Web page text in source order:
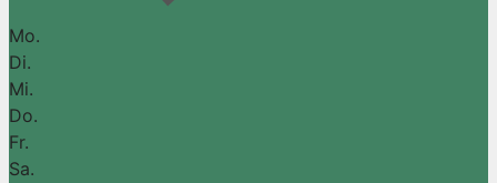
Mo.
Di.
Mi.
Do.
Fr.
Sa.